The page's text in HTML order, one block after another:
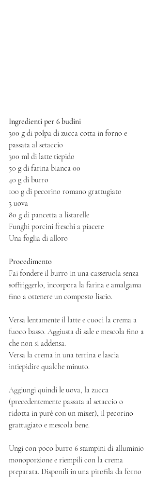
Ingredienti per 6 budini
300 g di polpa di zucca cotta in forno e
passata al setaccio
300 ml di latte tiepido
50 g di farina bianca 00
40 g di burro
100 g di pecorino romano grattugiato
3 uova
80 g di pancetta a listarelle
Funghi porcini freschi a piacere
Una foglia di alloro
Procedimento
Fai fondere il burro in una casseruola senza
soffriggerlo, incorpora la farina e amalgama
fino a ottenere un composto liscio.
Versa lentamente il latte e cuoci la crema a
fuoco basso. Aggiusta di sale e mescola fino a
che non si addensa.
Versa la crema in una terrina e lascia
intiepidire qualche minuto.
Aggiungi quindi le uova, la zucca
(precedentemente passata al setaccio o
ridotta in purè con un mixer), il pecorino
grattugiato e mescola bene.
Ungi con poco burro 6 stampini di alluminio
monoporzione e riempili con la crema
preparata. Disponili in una pirofila da forno